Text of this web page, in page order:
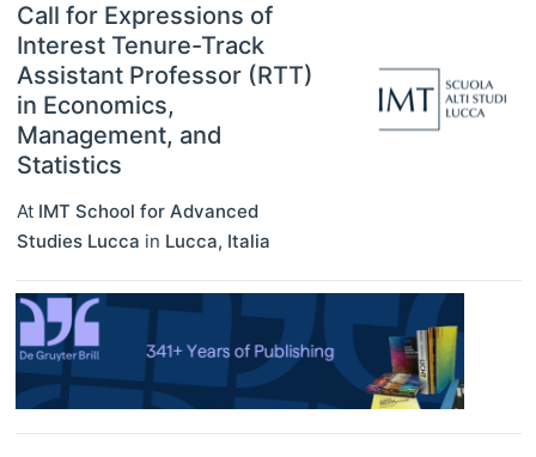
Call for Expressions of
Interest Tenure-Track
Assistant Professor (RTT)
in Economics,
Management, and
Statistics
At IMT School for Advanced
Studies Lucca in Lucca, Italia